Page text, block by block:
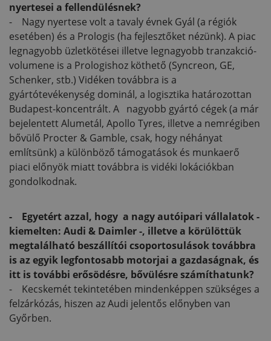
nyertesei a fellendülésnek?
- Nagy nyertese volt a tavaly évnek Gyál (a régiók
esetében) és a Prologis (ha fejlesztőket nézünk). A piac
legnagyobb üzletkötései illetve legnagyobb tranzakció-
volumene is a Prologishoz köthető (Syncreon, GE,
Schenker, stb.) Vidéken továbbra is a
gyártótevékenység dominál, a logisztika határozottan
Budapest-koncentrált. A nagyobb gyártó cégek (a már
bejelentett Alumetál, Apollo Tyres, illetve a nemrégiben
bővülő Procter & Gamble, csak, hogy néhányat
említsünk) a különböző támogatások és munkaerő
piaci előnyök miatt továbbra is vidéki lokációkban
gondolkodnak.
- Egyetért azzal, hogy a nagy autóipari vállalatok -
kiemelten: Audi & Daimler -, illetve a körülöttük
megtalálható beszállítói csoportosulások továbbra
is az egyik legfontosabb motorjai a gazdaságnak, és
itt is további erősödésre, bővülésre számíthatunk?
- Kecskemét tekintetében mindenképpen szükséges a
felzárkózás, hiszen az Audi jelentős előnyben van
Győrben.